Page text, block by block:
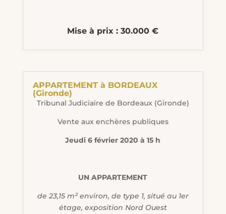
Mise à prix : 30.000 €
APPARTEMENT à BORDEAUX
(Gironde)
Tribunal Judiciaire de Bordeaux (Gironde)
Vente aux enchères publiques
Jeudi 6 février 2020 à 15 h
UN APPARTEMENT
de 23,15 m² environ, de type 1, situé au 1er
étage, exposition Nord Ouest